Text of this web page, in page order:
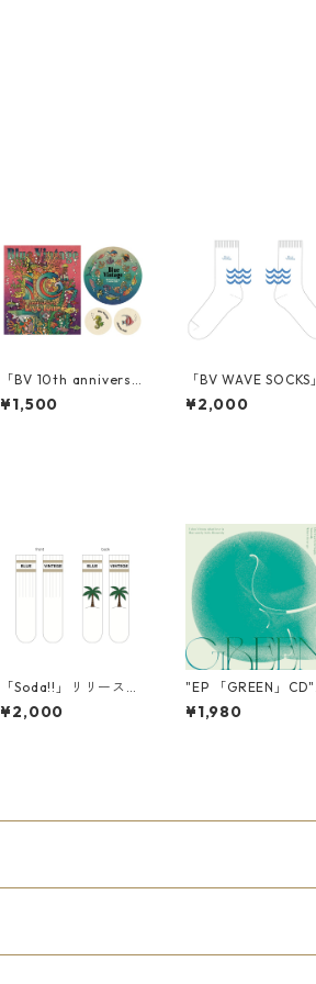
「BV 10th anniversa
ry Sticker」
¥1,500
「BV WAVE SOCKS」
¥2,000
「Soda!!」リリース記
念ヤシの木ソックス
¥2,000
"EP 「GREEN」
Blue Vintage
¥1,980